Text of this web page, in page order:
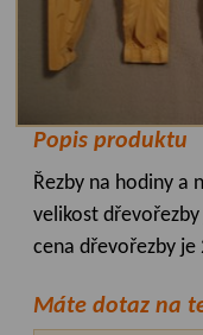
Popis produktu
Řezby na hodiny a
velikost
cena dřevořezby je
Máte dotaz na